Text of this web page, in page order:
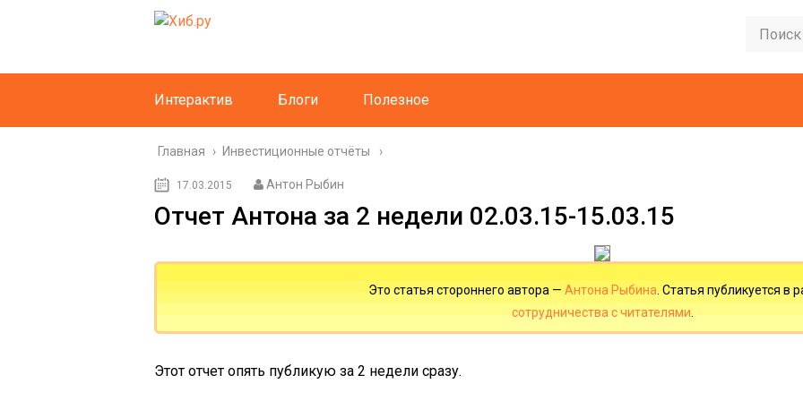
Интерактив Блоги Полезное
Главная › Инвестиционные отчёты
17.03.2015 Антон Рыбин
Отчет Антона за 2 недели 02.03.15-15.03.15
Это статья стороннего автора — Антона Рыбина . Статья публикуется в
сотрудничества с читателями
Этот отчет опять публикую за 2 недели сразу.